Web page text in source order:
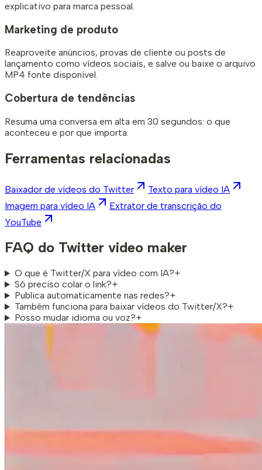
explicativo para marca pessoal.
Marketing de produto
Reaproveite anúncios, provas de cliente ou posts de
lançamento como vídeos sociais, e salve ou baixe o arquivo
MP4 fonte disponível.
Cobertura de tendências
Resuma uma conversa em alta em 30 segundos: o que
aconteceu e por que importa.
Ferramentas relacionadas
Baixador de vídeos do Twitter
Texto para vídeo IA
Imagem para vídeo IA
Extrator de transcrição do
YouTube
FAQ do Twitter video maker
O que é Twitter/X para vídeo com IA?+
Só preciso colar o link?+
Publica automaticamente nas redes?+
Também funciona para baixar vídeos do Twitter/X?+
Posso mudar idioma ou voz?+